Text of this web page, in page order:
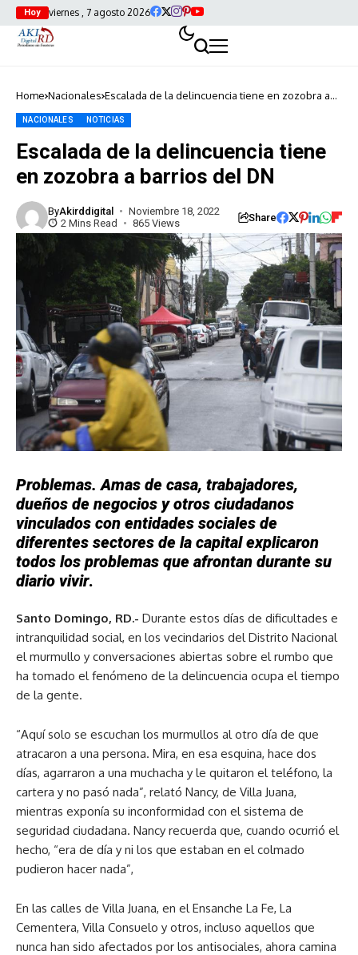
Hoy viernes , 7 agosto 2026
Home Nacionales Escalada de la delincuencia tiene en zozobra a
NACIONALES NOTICIAS
Escalada de la delincuencia tiene
en zozobra a barrios del DN
ByAkirddigital
Noviembre 18, 2022
2 Mins Read
865 Views Share
Problemas. Amas de casa, trabajadores,
dueños de negocios y otros ciudadanos
vinculados con entidades sociales de
diferentes sectores de la capital explicaron
todos los problemas que afrontan durante su
diario vivir.
Santo Domingo, RD.- Durante estos días de dificultades e
intranquilidad social, en los vecindarios del Distrito Nacional
el murmullo y conversaciones abiertas sobre el rumbo que
ha tomado el fenómeno de la delincuencia ocupa el tiempo
de la gente.
“Aquí solo se escuchan los murmullos al otro día de que
atracaron a una persona. Mira, en esa esquina, hace dos
días, agarraron a una muchacha y le quitaron el teléfono, la
cartera y no pasó nada”, relató Nancy, de Villa Juana,
mientras exponía su inconformidad con el sistema de
seguridad ciudadana. Nancy recuerda que, cuando ocurrió el
hecho, “era de día y ni los que estaban en el colmado
pudieron hacer nada”,
En las calles de Villa Juana, en el Ensanche La Fe, La
Cementera, Villa Consuelo y otros, incluso aquellos que
nunca han sido afectados por los antisociales, ahora camina